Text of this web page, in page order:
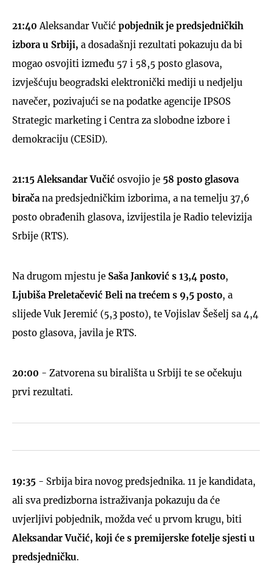
21:40 Aleksandar Vučić pobjednik je predsjedničkih
izbora u Srbiji, a dosadašnji rezultati pokazuju da bi
mogao osvojiti između 57 i 58,5 posto glasova,
izvješćuju beogradski elektronički mediji u nedjelju
navečer, pozivajući se na podatke agencije IPSOS
Strategic marketing i Centra za slobodne izbore i
demokraciju (CESiD).
21:15 Aleksandar Vučić osvojio je 58 posto glasova
birača na predsjedničkim izborima, a na temelju 37,6
posto obrađenih glasova, izvijestila je Radio televizija
Srbije (RTS).
Na drugom mjestu je Saša Janković s 13,4 posto,
Ljubiša Preletačević Beli na trećem s 9,5 posto, a
slijede Vuk Jeremić (5,3 posto), te Vojislav Šešelj sa 4,4
posto glasova, javila je RTS.
20:00 - Zatvorena su birališta u Srbiji te se očekuju
prvi rezultati.
19:35 - Srbija bira novog predsjednika. 11 je kandidata,
ali sva predizborna istraživanja pokazuju da će
uvjerljivi pobjednik, možda već u prvom krugu, biti
Aleksandar Vučić, koji će s premijerske fotelje sjesti u
predsjedničku.